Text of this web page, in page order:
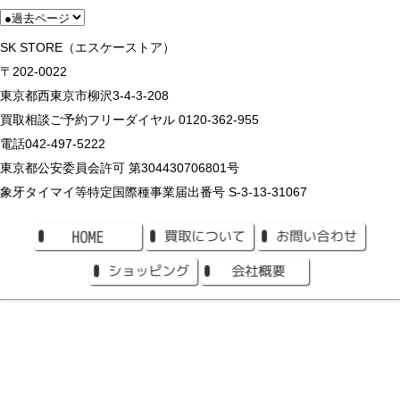
SK STORE（エスケーストア）
〒202-0022
東京都西東京市柳沢3-4-3-208
買取相談ご予約フリーダイヤル 0120-362-955
電話042-497-5222
東京都公安委員会許可 第304430706801号
象牙タイマイ等特定国際種事業届出番号 S-3-13-31067